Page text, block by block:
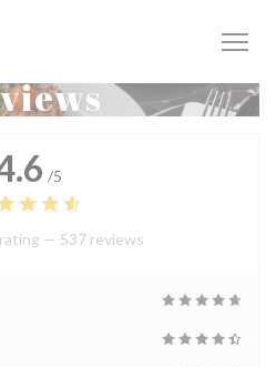
/5
— 537 reviews